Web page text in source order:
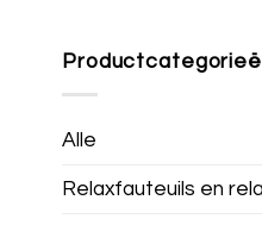
Alle
Relaxfauteuils en